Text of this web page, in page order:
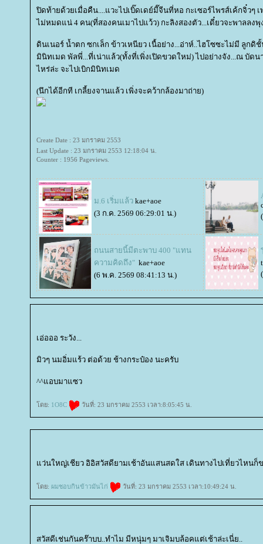
ปิดท้ายด้วยเมื่อคืน....แวะไปเบิ๊ดเดย์มี๊จีนที่หอ กะเซอร์ไพรส์เค้กจิ๋วๆ
ไม่หมดแน่ 4 คน(ที่สองคนเมาไปแว้ว) กะลิงสองตัว...เดี๋ยวจะพาลลง
ดินเนอร์ น้ำตก ซกเล็ก ข้าวเหนียว เนื้อย่าง...อ่าห์..ไฮโซซะไม่มี ลู
มินิทเมด พัลพี่...ที่เน่าแล้ว(ทั้งที่เพิ่งเปิดขวดใหม่) ไปอย่างจัง...ณ บัด
ไหร่ล่ะ จะไปเบิกมินิทเมด
(นึกได้อีกที เกลี้ยงจานแล้ว เพิ่งจะคว้ากล้องมาถ่าย)
Create Date : 23 มกราคม 2553
Last Update : 23 มกราคม 2553 12:18:04 น.
Counter : 1956 Pageviews.
ม.6 เริ่มแล้ว kae+aoe
(3 ก.ค. 2569 06:29:01 น.)
ถนนสายนี้มีตะพาบ 400 "แทน
ความคิดถึง" kae+aoe
(6 พ.ค. 2569 08:41:13 น.)
เอ่อออ ระวัง...
มิวๆ นมอิ่มแร้ว ต่อด้วย ช้างกระป๋อง นะครับ
^^แอบมาแซว
ดย: 1O8C วันที่: 23 มกราคม 2553 เวลา:8:05:45 น.
ว่นใหญ่เชียว อิอิสวัสดียามเช้าอันแสนสดใส เดินทางไปเที่ยวไหนก็
ดย: ผมชอบกินข้าวมันไก่ วันที่: 23 มกราคม 2553 เวลา:10:49:24 น.
สวัสดีเช่นกันคร๊าบบ..ทำไม มีหนุ่มๆ มาเจิมบล้อคแต่เช้าล่ะเนี่ย..